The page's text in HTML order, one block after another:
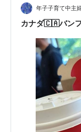
年子子育て中主
カナダ🇨🇦バン